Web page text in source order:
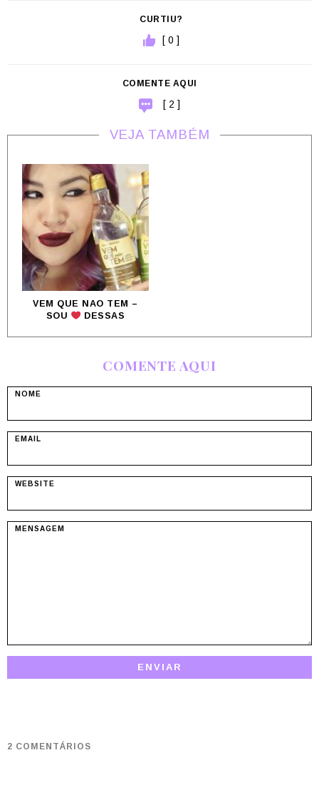
CURTIU?
[ 0 ]
COMENTE AQUI
[ 2 ]
VEJA TAMBÉM
VEM QUE NAO TEM –
SOU
DESSAS
COMENTE AQUI
2 COMENTÁRIOS